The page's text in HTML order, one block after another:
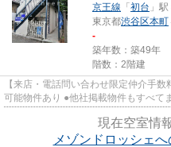
京王線 「 初台 」
東京都渋谷区本町
-
築年数：築49年
階数：2階建
【来店・電話問い合わせ限定仲介手
可能物件あり ●他社掲載物件もすべて
現在空室情
メゾンドロッシェ